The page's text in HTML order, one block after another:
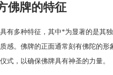
佛牌的特征
具有多种特征，其中*为显著的是其
感。佛牌的正面通常刻有佛陀的
式，以确保佛牌具有神圣的力量。